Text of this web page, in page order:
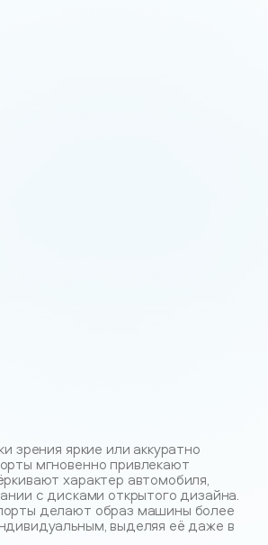
зрения яркие или аккуратно
мгновенно привлекают
характер автомобиля,
с дисками открытого дизайна.
делают образ машины более
выделяя её даже в